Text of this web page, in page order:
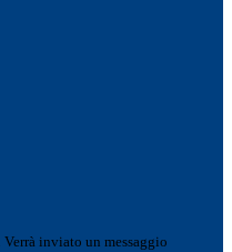
Verrà inviato un messaggio